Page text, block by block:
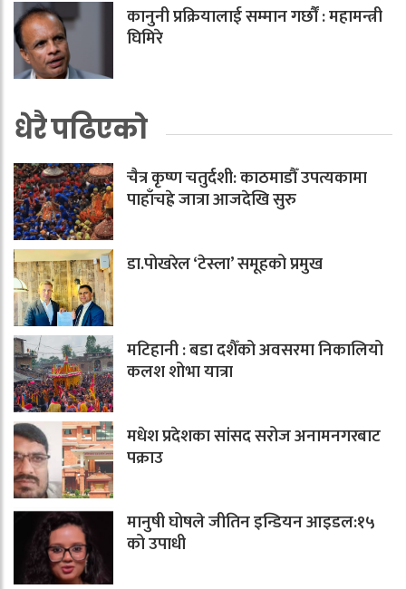
कानुनी प्रक्रियालाई सम्मान गर्छौं : महामन्त्री
घिमिरे
धेरै पढिएको
चैत्र कृष्ण चतुर्दशी: काठमाडौँ उपत्यकामा
पाहाँचह्रे जात्रा आजदेखि सुरु
डा.पोखरेल ‘टेस्ला’ समूहको प्रमुख
मटिहानी : बडा दशैँको अवसरमा निकालियो
कलश शोभा यात्रा
मधेश प्रदेशका सांसद सरोज अनामनगरबाट
पक्राउ
मानुषी घोषले जीतिन इन्डियन आइडल:१५
को उपाधी